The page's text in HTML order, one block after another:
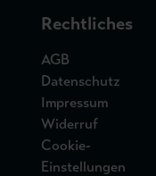
Rechtliches
AGB
Datenschutz
Impressum
Widerruf
Cookie-
Einstellungen